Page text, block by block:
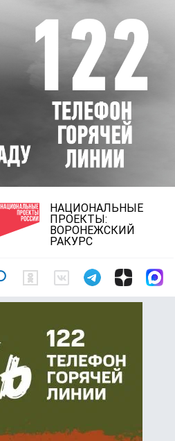
НАЦИОНАЛЬНЫЕ
ПРОЕКТЫ:
ВОРОНЕЖСКИЙ
РАКУРС